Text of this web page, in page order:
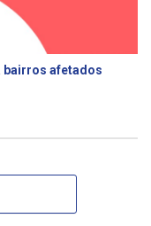
bairros afetados